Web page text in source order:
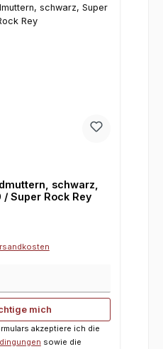
schwarz,
/ Super Rock Rey
mich
akzeptiere ich die
sowie die